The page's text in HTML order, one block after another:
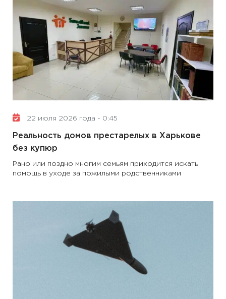
22 июля 2026 года - 0:45
Реальность домов престарелых в Харькове
без купюр
Рано или поздно многим семьям приходится искать
помощь в уходе за пожилыми родственниками